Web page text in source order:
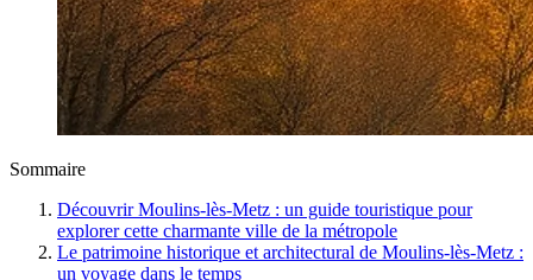
Sommaire
Découvrir Moulins-lès-Metz : un guide touristique pour
explorer cette charmante ville de la métropole
Le patrimoine historique et architectural de Moulins-lès-Metz :
un voyage dans le temps